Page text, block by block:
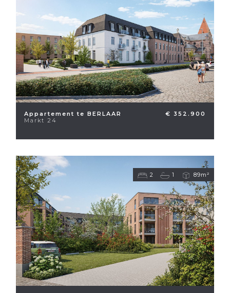
Appartement te BERLAAR
Markt 24
€ 352.900
2 1 89m²